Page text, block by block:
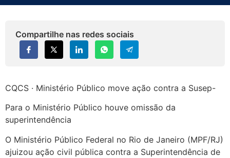
Compartilhe nas redes sociais
CQCS · Ministério Público move ação contra a Susep-
Para o Ministério Público houve omissão da
superintendência
O Ministério Público Federal no Rio de Janeiro (MPF/RJ)
ajuizou ação civil pública contra a Superintendência de